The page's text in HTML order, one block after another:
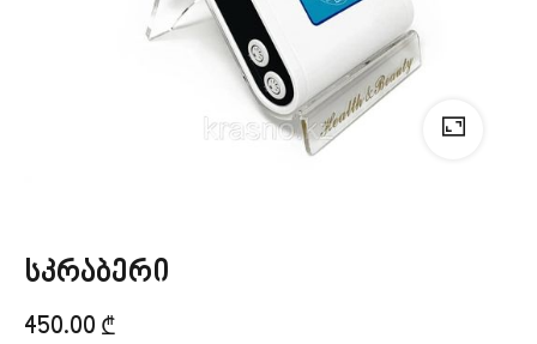
სკრაბერი
450.00 ₾